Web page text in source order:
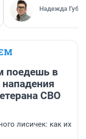
Надежда
поедешь в
СВО
лисичек: как их